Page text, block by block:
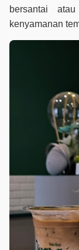
bersantai
kenyamanan